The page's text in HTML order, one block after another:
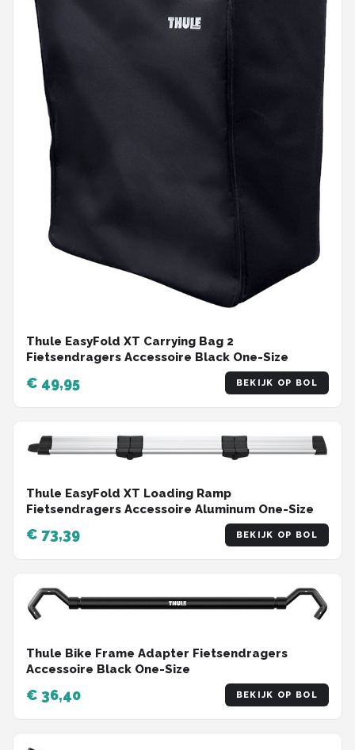
Thule EasyFold XT Carrying Bag 2
Fietsendragers Accessoire Black One-Size
€ 49,95 BEKIJK OP BOL
Thule EasyFold XT Loading Ramp
Fietsendragers Accessoire Aluminum One-Size
€ 73,39 BEKIJK OP BOL
Thule Bike Frame Adapter Fietsendragers
Accessoire Black One-Size
€ 36,40 BEKIJK OP BOL